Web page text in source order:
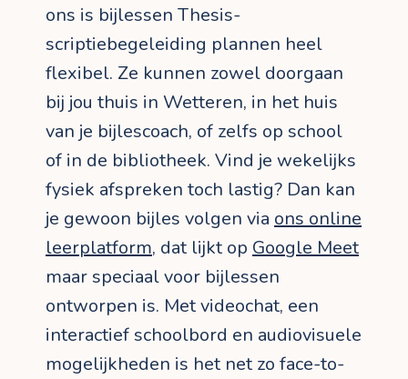
ons is bijlessen Thesis-
scriptiebegeleiding plannen heel
flexibel. Ze kunnen zowel doorgaan
bij jou thuis in Wetteren, in het huis
van je bijlescoach, of zelfs op school
of in de bibliotheek. Vind je wekelijks
fysiek afspreken toch lastig? Dan kan
je gewoon bijles volgen via ons online
leerplatform, dat lijkt op Google Meet
maar speciaal voor bijlessen
ontworpen is. Met videochat, een
interactief schoolbord en audiovisuele
mogelijkheden is het net zo face-to-